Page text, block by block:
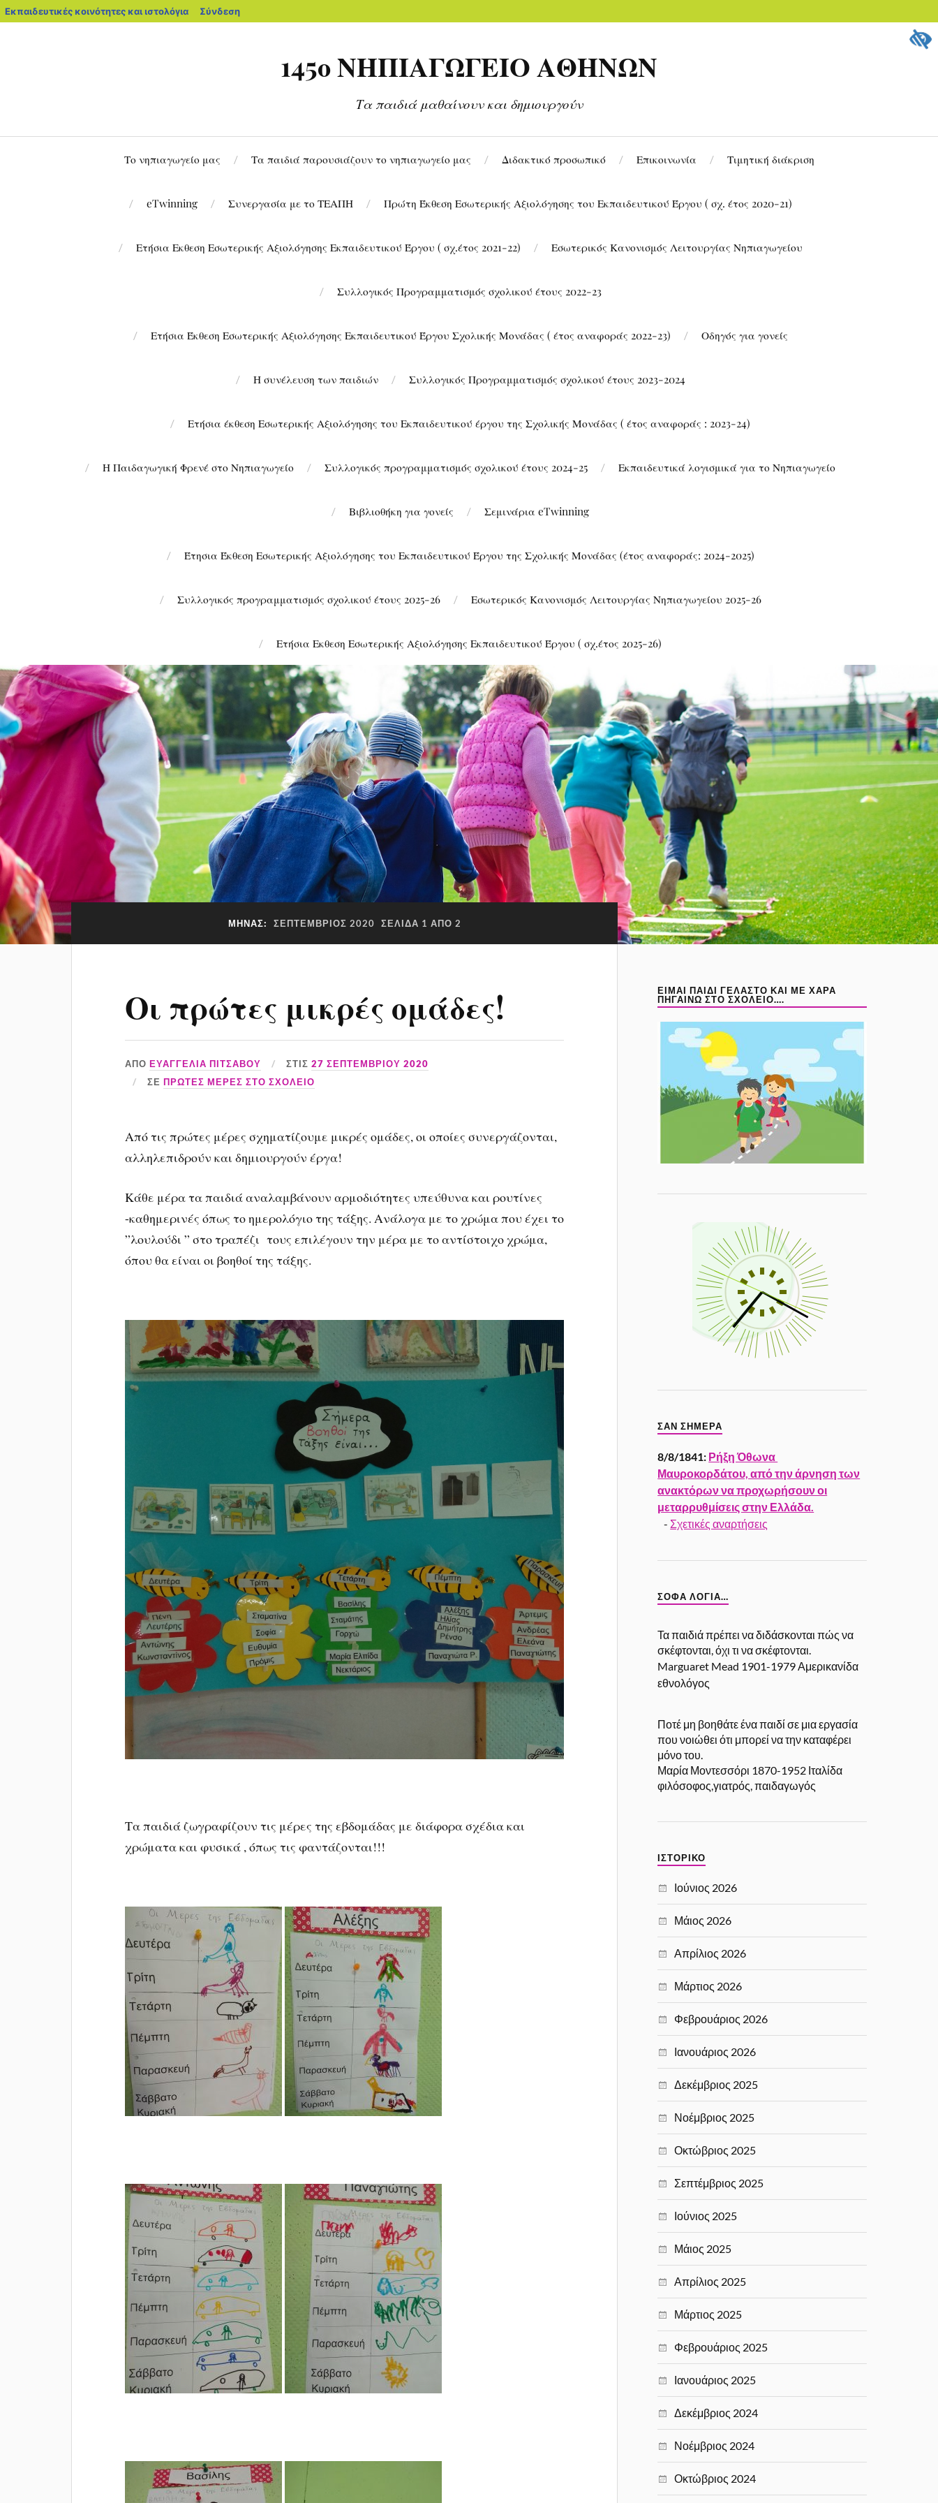
Εκπαιδευτικές κοινότητες και ιστολόγια Σύνδεση
145ο ΝΗΠΙΑΓΩΓΕΙΟ ΑΘΗΝΩΝ
Τα παιδιά μαθαίνουν και δημιουργούν
Το νηπιαγωγείο μας Τα παιδιά παρουσιάζουν το νηπιαγωγείο μας Διδακτικό προσωπικό Επικοινωνία Τιμητική διάκριση
eTwinning Συνεργασία με το ΤΕΑΠΗ Πρώτη Έκθεση Εσωτερικής Αξιολόγησης του Εκπαιδευτικού Έργου ( σχ. έτος 2020-21)
Ετήσια Εκθεση Εσωτερικής Αξιολόγησης Εκπαιδευτικού Έργου ( σχ.έτος 2021-22) Εσωτερικός Κανονισμός Λειτουργίας Νηπιαγωγείου
Συλλογικός Προγραμματισμός σχολικού έτους 2022-23
Ετήσια Έκθεση Εσωτερικής Αξιολόγησης Εκπαιδευτικού Έργου Σχολικής Μονάδας ( έτος αναφοράς 2022-23) Οδηγός για γονείς
Η συνέλευση των παιδιών Συλλογικός Προγραμματισμός σχολικού έτους 2023-2024
Ετήσια έκθεση Εσωτερικής Αξιολόγησης του Εκπαιδευτικού έργου της Σχολικής Μονάδας ( έτος αναφοράς : 2023-24)
Η Παιδαγωγική Φρενέ στο Νηπιαγωγείο Συλλογικός προγραμματισμός σχολικού έτους 2024-25 Εκπαιδευτικά λογισμικά για το Νηπιαγωγείο
Βιβλιοθήκη για γονείς Σεμινάρια eTwinning
Έτησια Έκθεση Εσωτερικής Αξιολόγησης του Εκπαιδευτικού Έργου της Σχολικής Μονάδας (έτος αναφοράς: 2024-2025)
Συλλογικός προγραμματισμός σχολικού έτους 2025-26 Εσωτερικός Κανονισμός Λειτουργίας Νηπιαγωγείου 2025-26
Ετήσια Εκθεση Εσωτερικής Αξιολόγησης Εκπαιδευτικού Έργου ( σχ.έτος 2025-26)
ΜΉΝΑΣ: ΣΕΠΤΈΜΒΡΙΟΣ 2020 ΣΕΛΊΔΑ 1 ΑΠΌ 2
Οι πρώτες μικρές ομάδες!
ΑΠΌΕΥΑΓΓΕΛΙΑ ΠΙΤΣΑΒΟΥ ΣΤΙΣ27 ΣΕΠΤΕΜΒΡΊΟΥ 2020
ΣΕΠΡΏΤΕΣ ΜΈΡΕΣ ΣΤΟ ΣΧΟΛΕΊΟ
Από τις πρώτες μέρες σχηματίζουμε μικρές ομάδες, οι οποίες συνεργάζονται,
αλληλεπιδρούν και δημιουργούν έργα!
Κάθε μέρα τα παιδιά αναλαμβάνουν αρμοδιότητες υπεύθυνα και ρουτίνες
-καθημερινές όπως το ημερολόγιο της τάξης. Ανάλογα με το χρώμα που έχει το
”λουλούδι ” στο τραπέζι τους επιλέγουν την μέρα με το αντίστοιχο χρώμα,
όπου θα είναι οι βοηθοί της τάξης.
Τα παιδιά ζωγραφίζουν τις μέρες της εβδομάδας με διάφορα σχέδια και
χρώματα και φυσικά , όπως τις φαντάζονται!!!
ΕΙΜΑΙ ΠΑΙΔΙ ΓΕΛΑΣΤΟ ΚΑΙ ΜΕ ΧΑΡΑ
ΠΗΓΑΙΝΩ ΣΤΟ ΣΧΟΛΕΙΟ….
ΣΑΝ ΣΉΜΕΡΑ
8/8/1841: Ρήξη Όθωνα 
Μαυροκορδάτου, από την άρνηση των
ανακτόρων να προχωρήσουν οι
μεταρρυθμίσεις στην Ελλάδα.
- Σχετικές αναρτήσεις
ΣΟΦΆ ΛΌΓΙΑ…
Τα παιδιά πρέπει να διδάσκονται πώς να
σκέφτονται, όχι τι να σκέφτονται.
Marguaret Mead 1901-1979 Αμερικανίδα
εθνολόγος
Ποτέ μη βοηθάτε ένα παιδί σε μια εργασία
που νοιώθει ότι μπορεί να την καταφέρει
μόνο του.
Μαρία Μοντεσσόρι 1870-1952 Ιταλίδα
φιλόσοφος,γιατρός, παιδαγωγός
ΙΣΤΟΡΙΚΌ
Ιούνιος 2026
Μάιος 2026
Απρίλιος 2026
Μάρτιος 2026
Φεβρουάριος 2026
Ιανουάριος 2026
Δεκέμβριος 2025
Νοέμβριος 2025
Οκτώβριος 2025
Σεπτέμβριος 2025
Ιούνιος 2025
Μάιος 2025
Απρίλιος 2025
Μάρτιος 2025
Φεβρουάριος 2025
Ιανουάριος 2025
Δεκέμβριος 2024
Νοέμβριος 2024
Οκτώβριος 2024